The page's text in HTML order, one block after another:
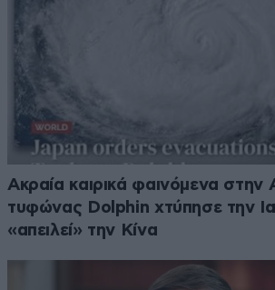
Ακραία καιρικά φαινόμενα στην
τυφώνας Dolphin χτύπησε την
«απειλεί» την Κίνα